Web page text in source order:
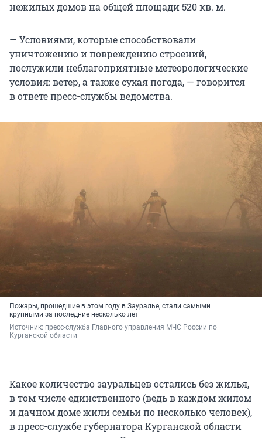
нежилых домов на общей площади 520 кв. м.
— Условиями, которые способствовали
уничтожению и повреждению строений,
послужили неблагоприятные метеорологические
условия: ветер, а также сухая погода, — говорится
в ответе пресс-службы ведомства.
Пожары, прошедшие в этом году в Зауралье, стали самыми
крупными за последние несколько лет
Источник: пресс-служба Главного управления МЧС России по
Курганской области
Какое количество зауральцев остались без жилья,
в том числе единственного (ведь в каждом жилом
и дачном доме жили семьи по несколько человек),
в пресс-службе губернатора Курганской области